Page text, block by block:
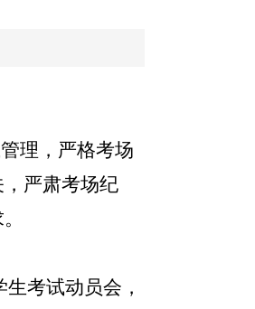
理，严格考场
严肃考场纪
考试动员会，